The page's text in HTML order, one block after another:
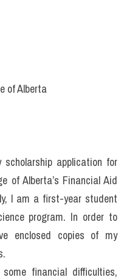
of Alberta
application for
of Alberta’s Financial Aid
I am a first-year student
program. In order to
enclosed copies of my
financial difficulties,